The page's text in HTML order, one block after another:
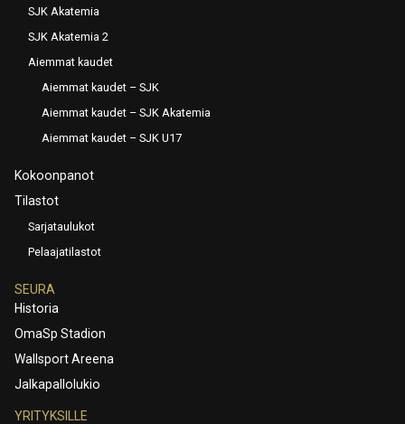
SJK Akatemia
SJK Akatemia 2
Aiemmat kaudet
Aiemmat kaudet – SJK
Aiemmat kaudet – SJK Akatemia
Aiemmat kaudet – SJK U17
Kokoonpanot
Tilastot
Sarjataulukot
Pelaajatilastot
SEURA
Historia
OmaSp Stadion
Wallsport Areena
Jalkapallolukio
YRITYKSILLE